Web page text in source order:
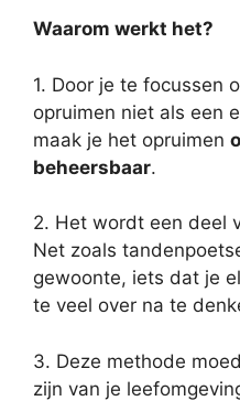
Waarom werkt het?
1. Door je te focussen
opruimen niet als een
maak je het opruimen
beheersbaar.
2. Het wordt een deel
Net zoals
gewoonte, iets dat je
te veel over na te
3. Deze methode
zijn van je